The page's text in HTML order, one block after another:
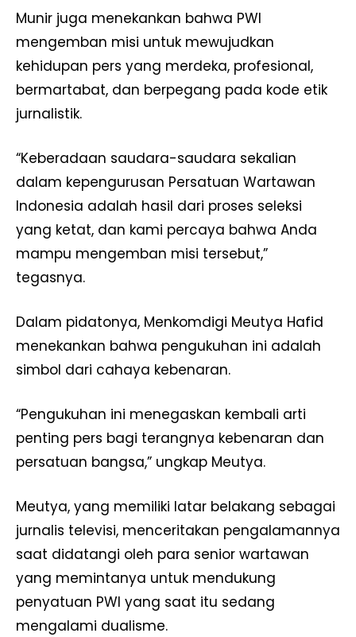
Munir juga menekankan bahwa PWI
mengemban misi untuk mewujudkan
kehidupan pers yang merdeka, profesional,
bermartabat, dan berpegang pada kode etik
jurnalistik.
“Keberadaan saudara-saudara sekalian
dalam kepengurusan Persatuan Wartawan
Indonesia adalah hasil dari proses seleksi
yang ketat, dan kami percaya bahwa Anda
mampu mengemban misi tersebut,”
tegasnya.
Dalam pidatonya, Menkomdigi Meutya Hafid
menekankan bahwa pengukuhan ini adalah
simbol dari cahaya kebenaran.
“Pengukuhan ini menegaskan kembali arti
penting pers bagi terangnya kebenaran dan
persatuan bangsa,” ungkap Meutya.
Meutya, yang memiliki latar belakang sebagai
jurnalis televisi, menceritakan pengalamannya
saat didatangi oleh para senior wartawan
yang memintanya untuk mendukung
penyatuan PWI yang saat itu sedang
mengalami dualisme.